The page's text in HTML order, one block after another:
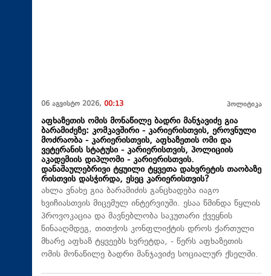
06 აგვისტო 2026, 00:13 პოლიტიკა
აფხაზეთის ომის მონაწილე ბადრი მანჯავიძე გია
ბარამიძეზე: კომკავშირი - კარიერისთვის, ეროვნული
მოძრაობა - კარიერისთვის, აფხაზეთის ომი და
ვეტერანის სტატუსი - კარიერისთვის, პოლიციის
აკადემიის დიპლომი - კარიერისთვის.
დანაშაულებრივი ტყუილი ტყვეთა დახვრეტის თაობაზე
რისთვის დასჭირდა, ესეც კარიერისთვის?
ახლა ვნახე გია ბარამიძის განცხადება იაგო
ხვიჩიასთვის მიცემულ ინტერვიუში. ესაა წმინდა წყლის
პროვოკაცია და მავნებლობა საკუთარი ქვეყნის
წინააღმდეგ, თითქოს კონფლიქტის დროს ქართული
მხარე აფხაზ ტყვეებს ხვრეტდა, - წერს აფხაზეთის
ომის მონაწილე ბადრი მანჯავიძე სოციალურ ქსელში.